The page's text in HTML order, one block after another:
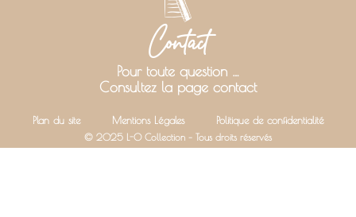
Contact
Pour toute question …
Consultez la page contact
Plan du site Mentions Légales Politique de confidentialité
© 2025 L-O Collection – Tous droits réservés